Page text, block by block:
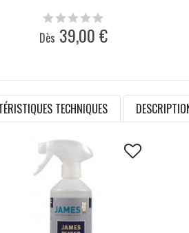
Dès 39,00 €
TECHNIQUES